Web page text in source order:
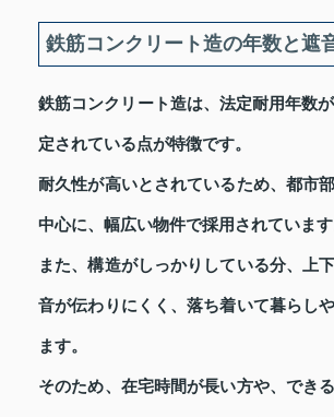
鉄筋コンクリート造の年数と遮
鉄筋コンクリート造は、法定耐用年数
定されている点が特徴です。
耐久性が高いとされているため、都市
中心に、幅広い物件で採用されています
また、構造がしっかりしている分、上
音が伝わりにくく、落ち着いて暮らし
ます。
そのため、在宅時間が長い方や、でき